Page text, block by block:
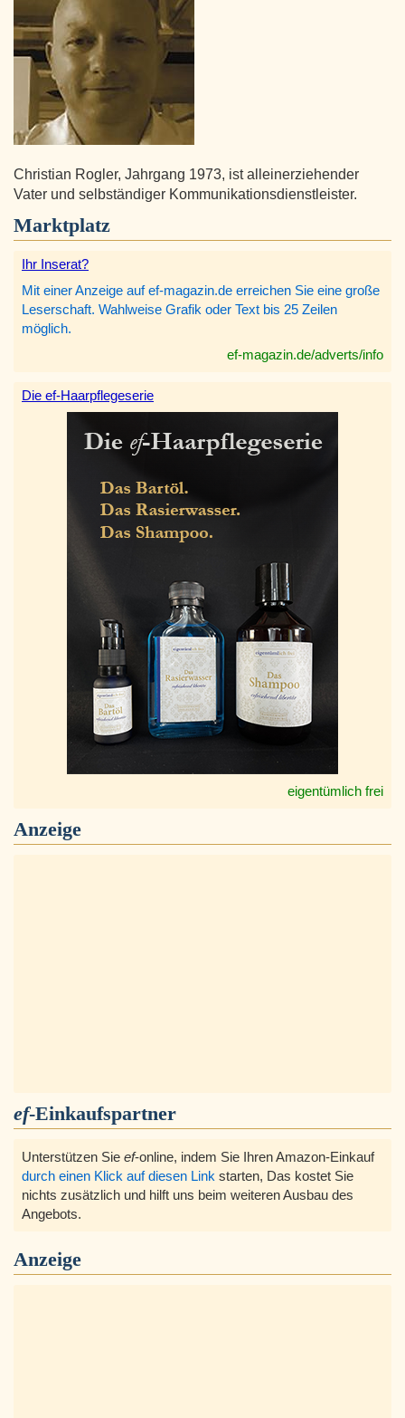
Christian Rogler, Jahrgang 1973, ist alleinerziehender
Vater und selbständiger Kommunikationsdienstleister.
Marktplatz
Ihr Inserat?
Mit einer Anzeige auf ef-magazin.de erreichen Sie eine große
Leserschaft. Wahlweise Grafik oder Text bis 25 Zeilen
möglich.
ef-magazin.de/adverts/info
Die ef-Haarpflegeserie
eigentümlich frei
Anzeige
ef-Einkaufspartner
Unterstützen Sie ef-online, indem Sie Ihren Amazon-Einkauf
durch einen Klick auf diesen Link starten, Das kostet Sie
nichts zusätzlich und hilft uns beim weiteren Ausbau des
Angebots.
Anzeige